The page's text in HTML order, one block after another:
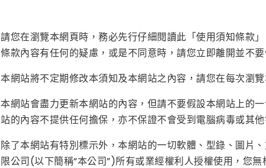
請您在瀏覽本網頁時，務必先行仔細閱讀此「使用須知條款
條款內容有任何的疑慮，或是不同意時，請您立即離開並不要
本網站將不定期修改本須知及本網站之內容，請您在每次瀏
本網站會盡力更新本網站的內容，但請不要假設本網站上的
站的內容不提供任何擔保，亦不保證不會受到電腦病毒或其
除了本網站有特別標示外，本網站的一切軟體、型錄、圖片
限公司(以下簡稱“本公司”)所有或業經權利人授權使用，您